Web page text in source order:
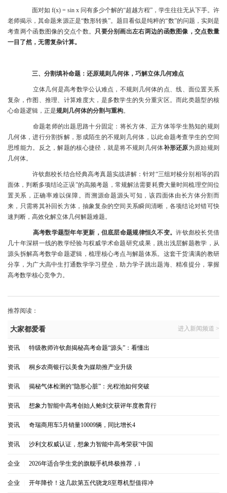
面对如 f(x) = sin x 问有多少个解的“超越方程”，学生往往无从下手。许
老师揭示，其命题来源正是“数形转换”。题目看似是纯粹的“数”的问题，实则是
考查两个函数图像的交点个数。 只要分别画出左右两边的函数图像，交点数量
一目了然，无需复杂计算。
三、分割填补命题：还原规则几何体，巧解立体几何难点
立体几何是高考数学公认难点，不规则几何体的点、线、面位置关系
复杂，作图、推理、计算难度大，是多数学生的失分重灾区。而此类题型的核
心命题逻辑，正是规则几何体的分割与重构。
命题老师的出题思路十分固定：将长方体、正方体等学生熟知的规则
几何体，进行分割拆解，形成陌生的不规则几何体，以此命题考查学生的空间
思维能力。反之，解题的核心捷径，就是将不规则几何体补形还原为原始规则
几何体。
许钦彪校长结合经典高考真题实战讲解：针对“三组对棱分别相等的四
面体，判断多项结论正误”的高频考题，常规解法需要耗费大量时间梳理空间位
置关系，正确率难以保障。而溯源命题源头可知，该四面体由长方体分割而
来，只需将其补回长方体，抽象复杂的空间关系瞬间清晰，各项结论对错可快
速判断，高效化解立体几何解题难题。
高考数学题型年年更新，但底层命题规律恒久不变。许钦彪校长凭借
几十年深耕一线的教学经验与权威学术命题研究成果，跳出浅层解题教学，从
源头拆解高考数学命题逻辑，梳理核心考点与解题体系。这套干货满满的教研
分享，为广大高中生打通数学学习壁垒，助力学子跳出题海、精准提分，掌握
高考数学核心竞争力。
推荐阅读：
大家都爱看 进入新闻频道 >
资讯 特级教师许钦彪揭秘高考命题“源头”：看懂出
资讯 桐乡农商银行以美食为媒助推产业升级
资讯 揭秘气体检测的“隐形心脏”：光程池如何突破
资讯 想象力智能中高考创始人鲍剑文获评年度教育行
资讯 奇瑞商用车5月销量10009辆，同比增长4
资讯 沙利文权威认证，想象力智能中高考荣获“中国
企业 2026年适合学生党的旗舰手机终极推荐，i
企业 开年降价！这几款第五代骁龙8至尊机型值得冲